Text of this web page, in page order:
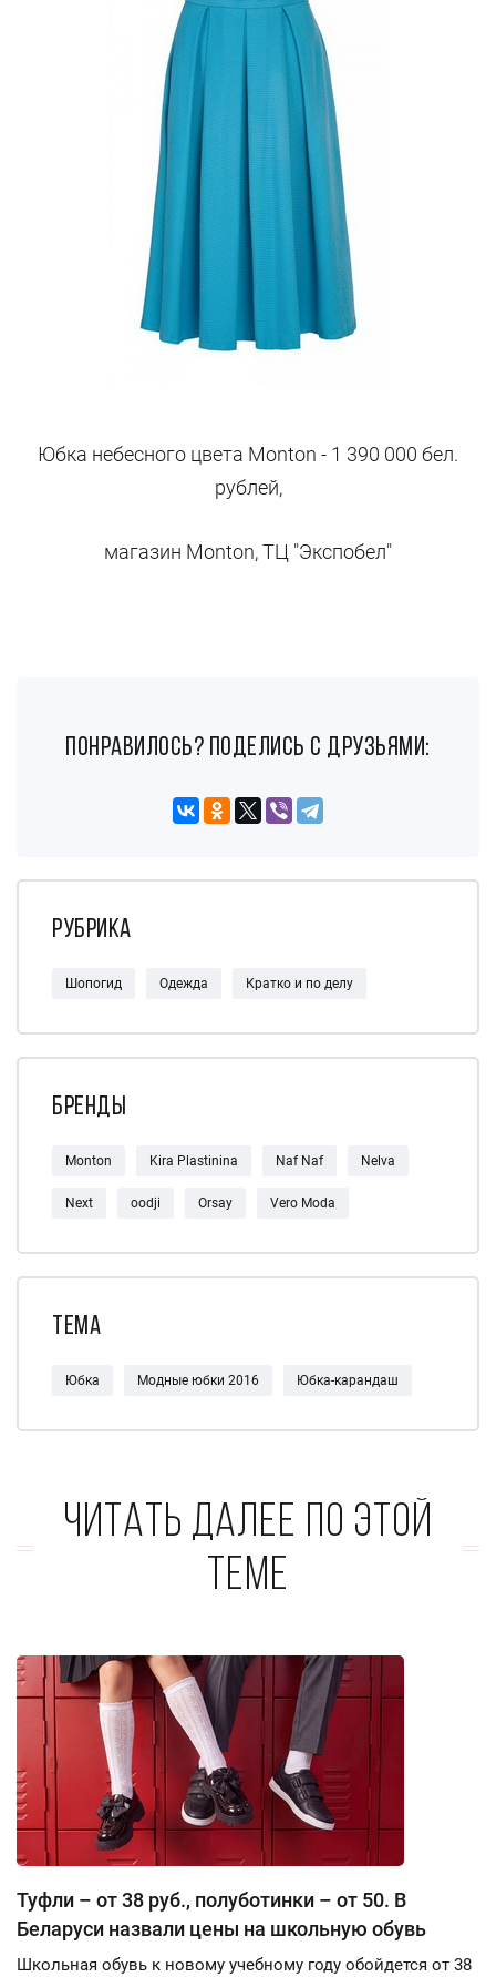
Юбка небесного цвета Monton - 1 390 000 бел.
рублей,
магазин Monton, ТЦ "Экспобел"
понравилось? поделись с друзьями:
Рубрика
Шопогид Одежда Кратко и по делу
Бренды
Monton Kira Plastinina Naf Naf Nelva
Next oodji Orsay Vero Moda
Тема
Юбка Модные юбки 2016 Юбка-карандаш
Читать далее по этой
теме
Туфли – от 38 руб., полуботинки – от 50. В
Беларуси назвали цены на школьную обувь
Школьная обувь к новому учебному году обойдется от 38